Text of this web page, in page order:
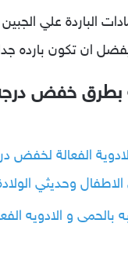
الباردة علي
ان تكون بارده
خفض درجه
الفعالة لخفض
وحديثي
بالحمى و الادويه